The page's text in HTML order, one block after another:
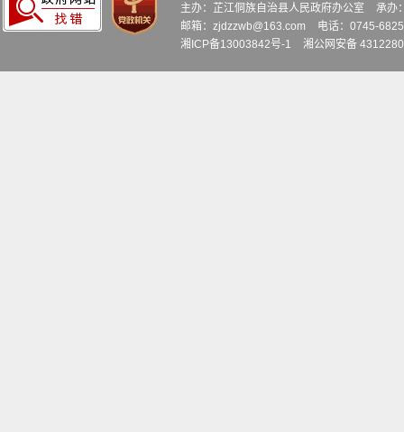
主办：芷江侗族自治县人民政府办公室
承办
邮箱：zjdzzwb@163.com
电话：0745-
湘ICP备13003842号-1
湘公网安备